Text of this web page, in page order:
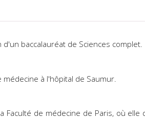
d'un baccalauréat de Sciences complet.
médecine à l'hôpital de Saumur.
Faculté de médecine de Paris, où